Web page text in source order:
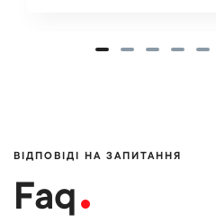
Faq
ВІДПОВІДІ НА ЗАПИТАННЯ